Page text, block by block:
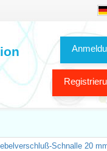
Schnalle 20